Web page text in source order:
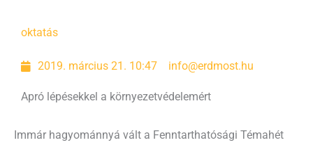
oktatás
2019. március 21. 10:47 info@erdmost.hu
Apró lépésekkel a környezetvédelemért
Immár hagyománnyá vált a Fenntarthatósági Témahét